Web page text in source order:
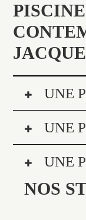
PISCINE
UNE
UNE
UNE
NOS